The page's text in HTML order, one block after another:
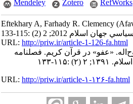
Mendeley
Zotero
Eftekhary A, Farhady R. Clemency
اسلام 2012; 2 (2) :115-133
URL:http://priw.ir/article-1-126-fa.html
«عفو» در قرآن کریم. فصلنامه
۱۳۳
URL:http://priw.ir/article-۱-۱۲۶-fa.html